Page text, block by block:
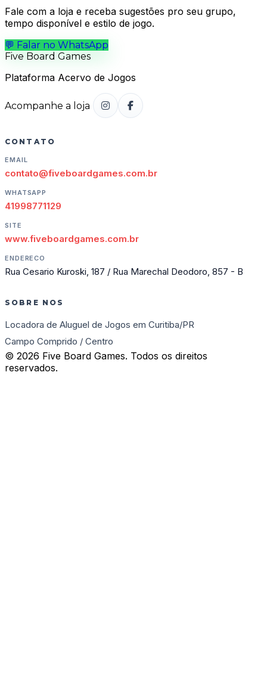
Fale com a loja e receba sugestões pro seu grupo,
tempo disponível e estilo de jogo.
💬 Falar no WhatsApp
Five Board Games
Plataforma Acervo de Jogos
Acompanhe a loja
CONTATO
EMAIL
contato@fiveboardgames.com.br
WHATSAPP
41998771129
SITE
www.fiveboardgames.com.br
ENDERECO
Rua Cesario Kuroski, 187 / Rua Marechal Deodoro, 857 - B
SOBRE NOS
Locadora de Aluguel de Jogos em Curitiba/PR
Campo Comprido / Centro
© 2026 Five Board Games. Todos os direitos
reservados.